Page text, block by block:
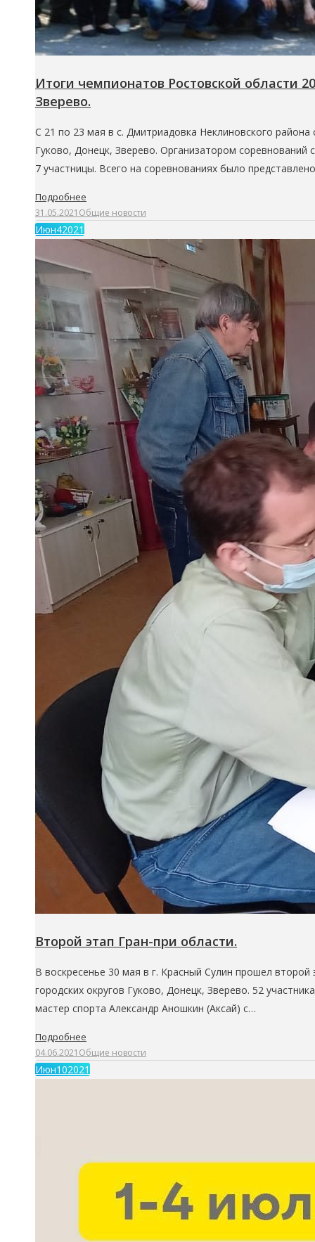
Итоги чемпионатов Ростовской области
Зверево.
С 21 по 23 мая в с. Дмитриадовка Неклиновского
Гуково, Донецк, Зверево. Организатором
7 участницы. Всего на соревнованиях было
Подробнее
31.05.2021 Общие новости
Июн42021
Второй этап Гран-при области.
В воскресенье 30 мая в г. Красный Сулин прошел
городских округов Гуково, Донецк, Зверево. 52
мастер спорта Александр Аношкин (Аксай) с…
Подробнее
04.06.2021 Общие новости
Июн102021